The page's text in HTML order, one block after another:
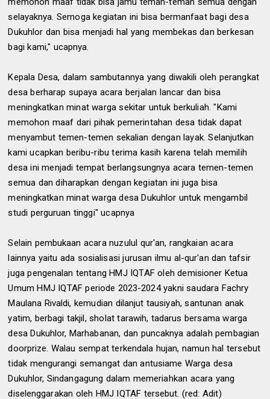
selayaknya. Semoga kegiatan ini bisa bermanfaat bagi desa
Dukuhlor dan bisa menjadi hal yang membekas dan berkesan
bagi kami," ucapnya.
Kepala Desa, dalam sambutannya yang diwakili oleh perangkat
desa berharap supaya acara berjalan lancar dan bisa
meningkatkan minat warga sekitar untuk berkuliah. "Kami
memohon maaf dari pihak pemerintahan desa tidak dapat
menyambut temen-temen sekalian dengan layak. Selanjutkan
kami ucapkan beribu-ribu terima kasih karena telah memilih
desa ini menjadi tempat berlangsungnya acara temen-temen
semua dan diharapkan dengan kegiatan ini juga bisa
meningkatkan minat warga desa Dukuhlor untuk mengambil
studi perguruan tinggi" ucapnya
Selain pembukaan acara nuzulul qur'an, rangkaian acara
lainnya yaitu ada sosialisasi jurusan ilmu al-qur'an dan tafsir
juga pengenalan tentang HMJ IQTAF oleh demisioner Ketua
Umum HMJ IQTAF periode 2023-2024 yakni saudara Fachry
Maulana Rivaldi, kemudian dilanjut tausiyah, santunan anak
yatim, berbagi takjil, sholat tarawih, tadarus bersama warga
desa Dukuhlor, Marhabanan, dan puncaknya adalah pembagian
doorprize. Walau sempat terkendala hujan, namun hal tersebut
tidak mengurangi semangat dan antusiame Warga desa
Dukuhlor, Sindangagung dalam memeriahkan acara yang
diselenggarakan oleh HMJ IQTAF tersebut. (red: Adit)